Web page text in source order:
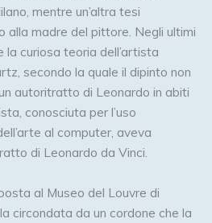
mentre un’altra tesi
alla madre del pittore. Negli ultimi
curiosa teoria dell’artista
secondo la quale il dipinto non
autoritratto di Leonardo in abiti
conosciuta per l’uso
al computer, aveva
di Leonardo da Vinci.
al Museo del Louvre di
circondata da un cordone che la